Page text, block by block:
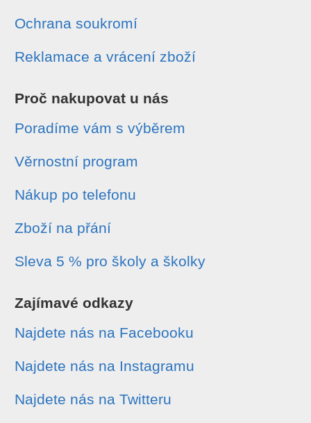
Ochrana soukromí
Reklamace a vrácení zboží
Proč nakupovat u nás
Poradíme vám s výběrem
Věrnostní program
Nákup po telefonu
Zboží na přání
Sleva 5 % pro školy a školky
Zajímavé odkazy
Najdete nás na Facebooku
Najdete nás na Instagramu
Najdete nás na Twitteru